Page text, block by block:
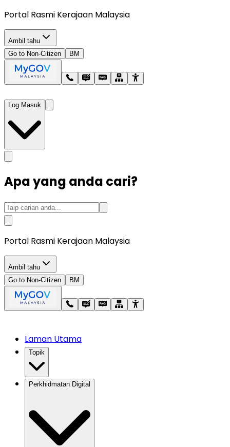
Portal Rasmi Kerajaan Malaysia
Ambil tahu
Go to Non-Citizen
BM
Log Masuk
Apa yang anda cari?
Portal Rasmi Kerajaan Malaysia
Ambil tahu
Go to Non-Citizen
BM
Laman Utama
Topik
Perkhidmatan Digital